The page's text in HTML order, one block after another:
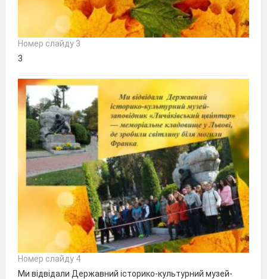
Номер слайду 3
3
Номер слайду 4
Ми відвідали Державний історико-культурний музей-